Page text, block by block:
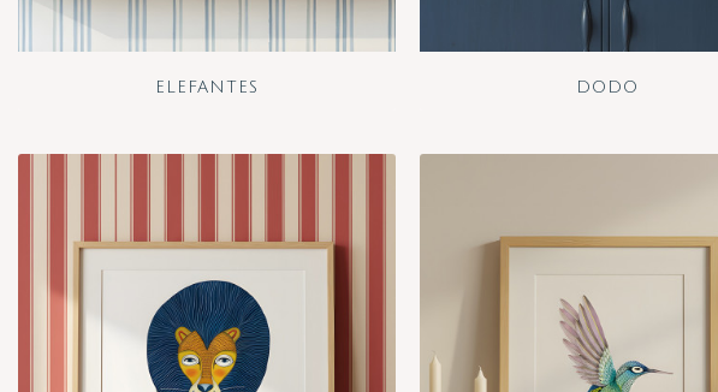
ELEFANTES DODO